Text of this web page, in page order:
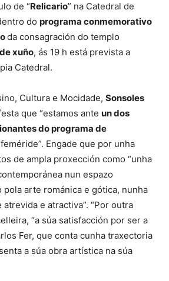
de “Relicario” na Catedral de
do programa conmemorativo
da consagración do templo
xuño, ás 19 h está prevista a
Catedral.
Cultura e Mocidade, Sonsoles
que “estamos ante un dos
do programa de
Engade que por unha
de ampla proxección como “unha
nun espazo
pola arte románica e gótica, nunha
e atractiva”. “Por outra
“a súa satisfacción por ser a
Fer, que conta cunha traxectoria
a súa obra artística na súa